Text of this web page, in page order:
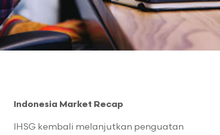
Indonesia Market Recap
IHSG kembali melanjutkan penguatan